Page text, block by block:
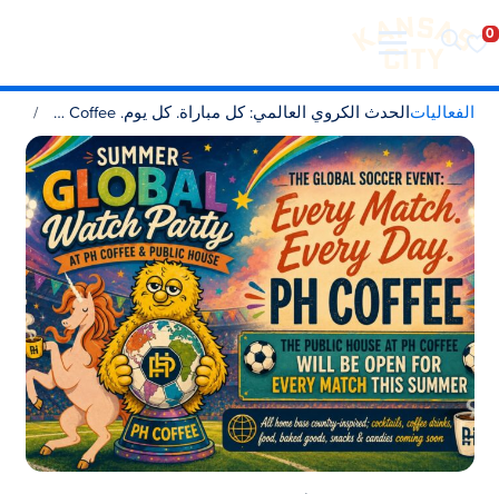
تفضل بزيارة مدينة كانساس سيتي
الانتقال إلى المحتوى
الفعاليات الحدث الكروي العالمي: كل مباراة. كل يوم. PH Coffee